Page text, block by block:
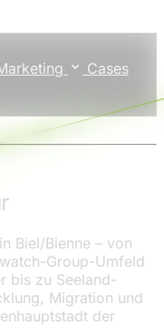
Cases
Biel/Bienne – von
Group-Umfeld
bis zu Seeland-
Migration und
der